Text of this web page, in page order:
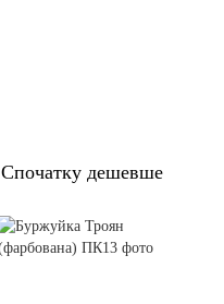
Спочатку дешевше